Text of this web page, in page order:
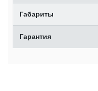
Габариты
Гарантия